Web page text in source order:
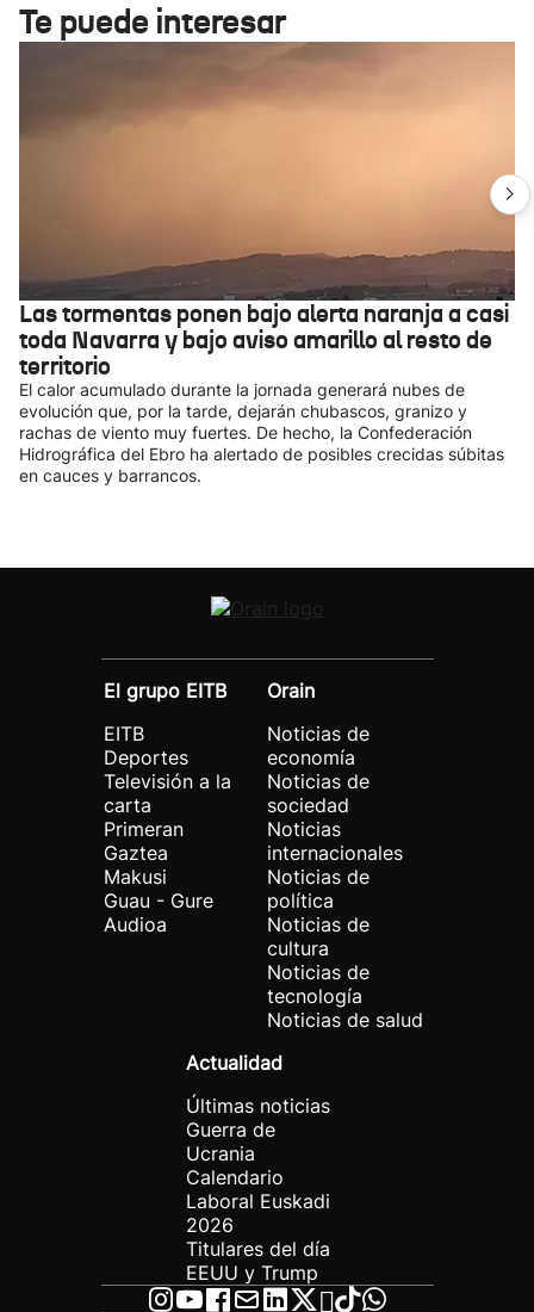
Te puede interesar
Las tormentas ponen bajo alerta naranja a casi
toda Navarra y bajo aviso amarillo al resto de
territorio
El calor acumulado durante la jornada generará nubes de
evolución que, por la tarde, dejarán chubascos, granizo y
rachas de viento muy fuertes. De hecho, la Confederación
Hidrográfica del Ebro ha alertado de posibles crecidas súbitas
en cauces y barrancos.
El grupo EITB
EITB
Deportes
Televisión a la
carta
Primeran
Gaztea
Makusi
Guau - Gure
Audioa
Orain
Noticias de
economía
Noticias de
sociedad
Noticias
internacionales
Noticias de
política
Noticias de
cultura
Noticias de
tecnología
Noticias de salud
Actualidad
Últimas noticias
Guerra de
Ucrania
Calendario
Laboral Euskadi
2026
Titulares del día
EEUU y Trump